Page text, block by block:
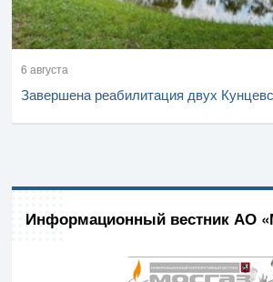
6 августа
Завершена реабилитация двух
Информационный вестник АО